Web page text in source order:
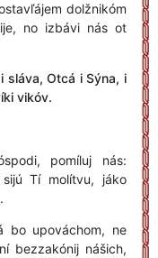
dolžnikóm
no izbávi nás ot
sláva, Otcá i Sýna, i
vikóv.
pomíluj nás:
Tí molítvu, jáko
bo upováchom, ne
bezzakónij nášich,